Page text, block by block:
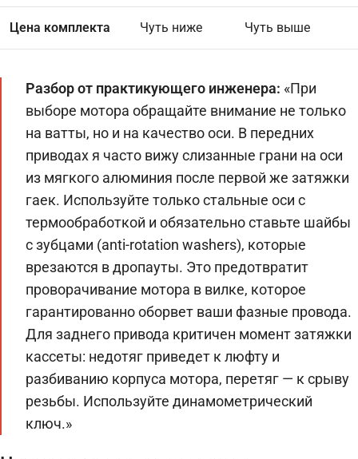
Цена комплекта Чуть ниже Чуть выше
Разбор от практикующего инженера: «При
выборе мотора обращайте внимание не только
на ватты, но и на качество оси. В передних
приводах я часто вижу слизанные грани на оси
из мягкого алюминия после первой же затяжки
гаек. Используйте только стальные оси с
термообработкой и обязательно ставьте шайбы
с зубцами (anti-rotation washers), которые
врезаются в дропауты. Это предотвратит
проворачивание мотора в вилке, которое
гарантированно оборвет ваши фазные провода.
Для заднего привода критичен момент затяжки
кассеты: недотяг приведет к люфту и
разбиванию корпуса мотора, перетяг — к срыву
резьбы. Используйте динамометрический
ключ.»